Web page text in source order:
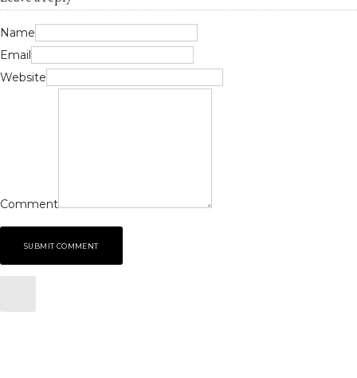
Name
Email
Website
Comment
SUBMIT COMMENT